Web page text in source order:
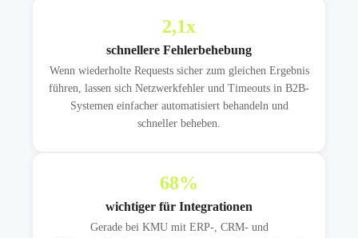
2,1x
schnellere Fehlerbehebung
Wenn wiederholte Requests sicher zum gleichen Ergebnis
führen, lassen sich Netzwerkfehler und Timeouts in B2B-
Systemen einfacher automatisiert behandeln und
schneller beheben.
68%
wichtiger für Integrationen
Gerade bei KMU mit ERP-, CRM- und